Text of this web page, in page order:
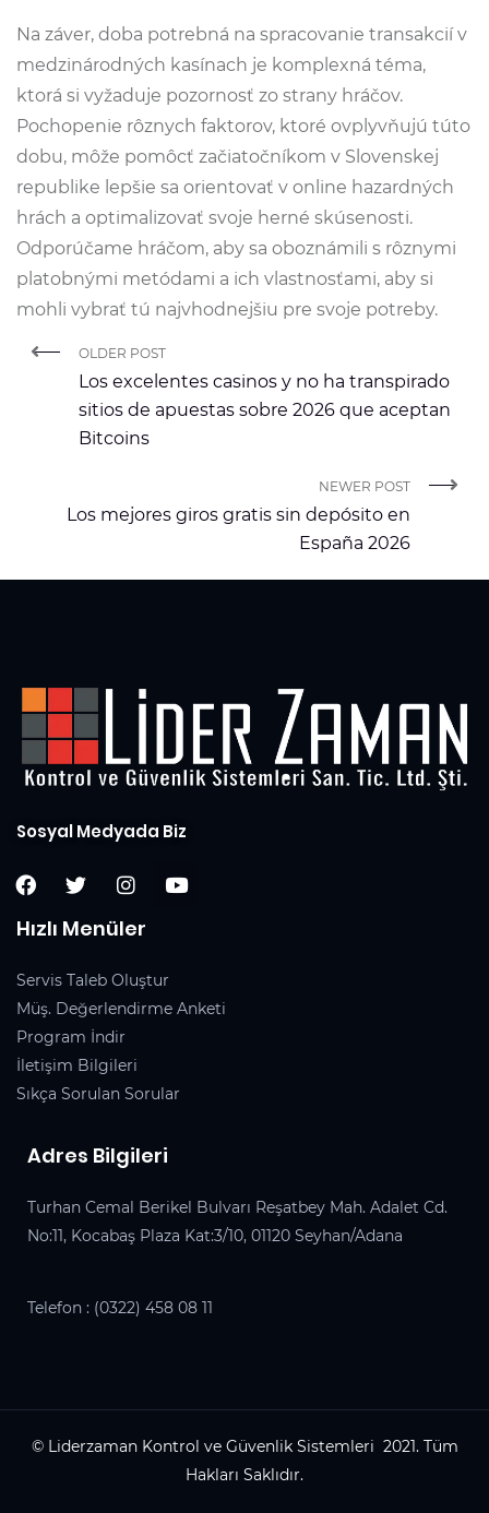
Na záver, doba potrebná na spracovanie transakcií v
medzinárodných kasínach je komplexná téma,
ktorá si vyžaduje pozornosť zo strany hráčov.
Pochopenie rôznych faktorov, ktoré ovplyvňujú túto
dobu, môže pomôcť začiatočníkom v Slovenskej
republike lepšie sa orientovať v online hazardných
hrách a optimalizovať svoje herné skúsenosti.
Odporúčame hráčom, aby sa oboznámili s rôznymi
platobnými metódami a ich vlastnosťami, aby si
mohli vybrať tú najvhodnejšiu pre svoje potreby.
OLDER POST
Los excelentes casinos y no ha transpirado
sitios de apuestas sobre 2026 que aceptan
Bitcoins
NEWER POST
Los mejores giros gratis sin depósito en
España 2026
Sosyal Medyada Biz
Hızlı Menüler
Servis Taleb Oluştur
Müş. Değerlendirme Anketi
Program İndir
İletişim Bilgileri
Sıkça Sorulan Sorular
Adres Bilgileri
Turhan Cemal Berikel Bulvarı Reşatbey Mah. Adalet Cd.
No:11, Kocabaş Plaza Kat:3/10, 01120 Seyhan/Adana
Telefon : (0322) 458 08 11
© Liderzaman Kontrol ve Güvenlik Sistemleri 2021. Tüm
Hakları Saklıdır.